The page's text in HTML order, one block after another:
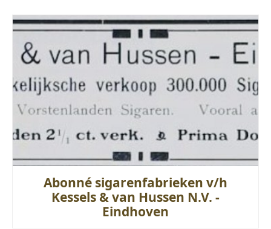
Abonné sigarenfabrieken v/h
Kessels & van Hussen N.V. -
Eindhoven